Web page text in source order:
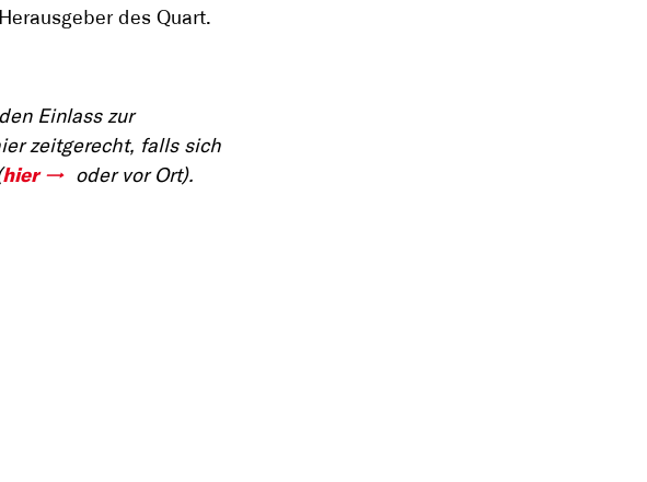
des Quart.
Einlass zur
zeitgerecht, falls sich
hier oder vor Ort).